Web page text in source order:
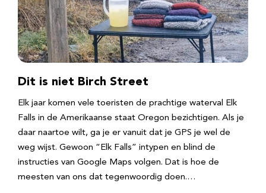
Dit is niet Birch Street
Elk jaar komen vele toeristen de prachtige waterval Elk
Falls in de Amerikaanse staat Oregon bezichtigen. Als je
daar naartoe wilt, ga je er vanuit dat je GPS je wel de
weg wijst. Gewoon “Elk Falls” intypen en blind de
instructies van Google Maps volgen. Dat is hoe de
meesten van ons dat tegenwoordig doen.…